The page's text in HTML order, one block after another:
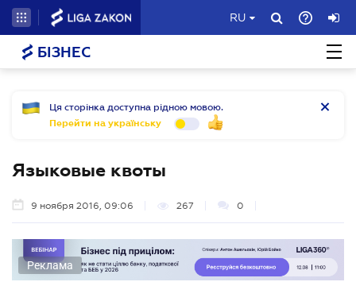
RU
БІЗНЕС
Ця сторінка доступна рідною мовою.
Перейти на українську
Языковые квоты
9 ноября 2016, 09:06 267 0
Реклама